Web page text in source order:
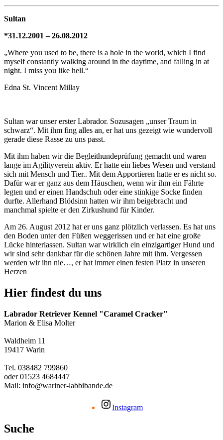
Sultan
*31.12.2001 – 26.08.2012
„Where you used to be, there is a hole in the world, which I find
myself constantly walking around in the daytime, and falling in at
night. I miss you like hell.“
Edna St. Vincent Millay
Sultan war unser erster Labrador. Sozusagen „unser Traum in
schwarz“. Mit ihm fing alles an, er hat uns gezeigt wie wundervoll
gerade diese Rasse zu uns passt.
Mit ihm haben wir die Begleithundeprüfung gemacht und waren
lange im Agilityverein aktiv. Er hatte ein liebes Wesen und verstand
sich mit Mensch und Tier.. Mit dem Apportieren hatte er es nicht so.
Dafür war er ganz aus dem Häuschen, wenn wir ihm ein Fährte
legten und er einen Handschuh oder eine stinkige Socke finden
durfte. Allerhand Blödsinn hatten wir ihm beigebracht und
manchmal spielte er den Zirkushund für Kinder.
Am 26. August 2012 hat er uns ganz plötzlich verlassen. Es hat uns
den Boden unter den Füßen weggerissen und er hat eine große
Lücke hinterlassen. Sultan war wirklich ein einzigartiger Hund und
wir sind sehr dankbar für die schönen Jahre mit ihm. Vergessen
werden wir ihn nie…, er hat immer einen festen Platz in unseren
Herzen
Hier findest du uns
Labrador Retriever Kennel "Caramel Cracker"
Marion & Elisa Molter
Waldheim 11
19417 Warin
Tel. 038482 799860
oder 01523 4684447
Mail: info@wariner-labbibande.de
Instagram
Suche